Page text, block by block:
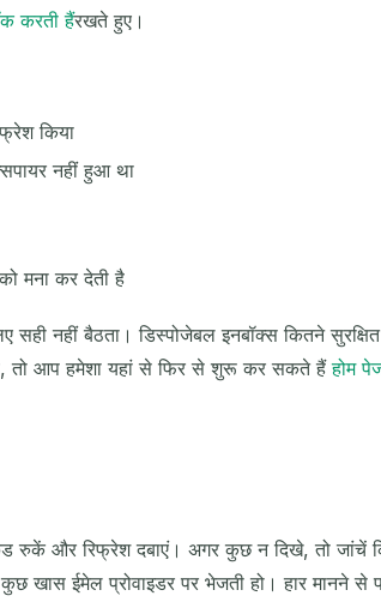
करती हैंरखते हुए।
किया
नहीं हुआ था
मना कर देती है
नहीं बैठता। डिस्पोजेबल इनबॉक्स कितने
तो आप हमेशा यहां से फिर से शुरू कर सकते हैंहोम
रुकें और रिफ्रेश दबाएं। अगर कुछ न दिखे, तो जांचें
खास ईमेल प्रोवाइडर पर भेजती हो। हार मानने से